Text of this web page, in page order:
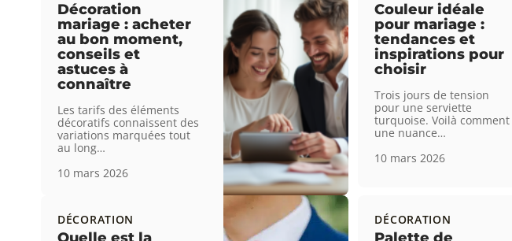
Décoration
mariage : acheter
au bon moment,
conseils et
astuces à
connaître
Les tarifs des éléments
décoratifs connaissent des
variations marquées tout
au long…
10 mars 2026
Couleur idéale
pour mariage :
tendances et
inspirations pour
choisir
Trois jours de tension
pour une serviette
turquoise. Voilà comment
une nuance…
10 mars 2026
DÉCORATION DÉCORATION